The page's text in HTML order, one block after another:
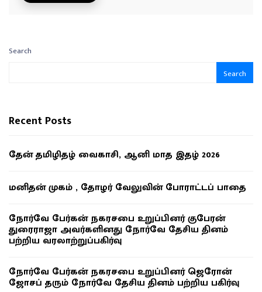
Search
Search
Recent Posts
தேன் தமிழிதழ் வைகாசி, ஆனி மாத இதழ் 2026
மனிதன் முகம் , தோழர் வேலுவின் போராட்டப் பாதை
நோர்வே பேர்கன் நகரசபை உறுப்பினர் குபேரன்
துரைராஜா அவர்களினது நோர்வே தேசிய தினம்
பற்றிய வரலாற்றுப்பகிர்வு
நோர்வே பேர்கன் நகரசபை உறுப்பினர் ஜெரோன்
ஜோசப் தரும் நோர்வே தேசிய தினம் பற்றிய பகிர்வு